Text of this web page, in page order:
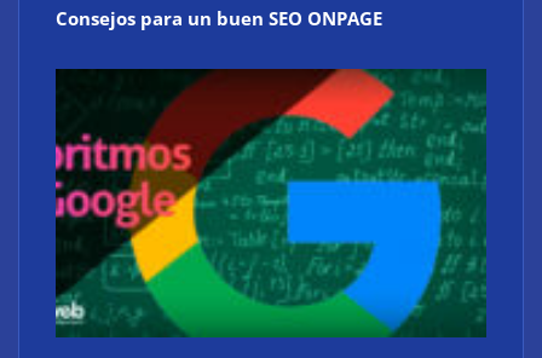
Consejos para un buen SEO ONPAGE